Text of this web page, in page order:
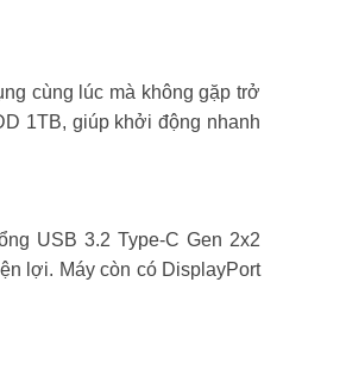
cùng lúc mà không gặp trở
1TB, giúp khởi động nhanh
USB 3.2 Type-C Gen 2x2
lợi. Máy còn có DisplayPort